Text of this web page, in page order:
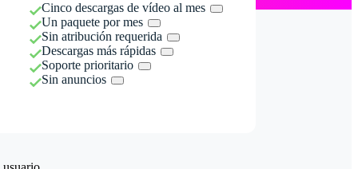
Cinco descargas de vídeo al mes
Un paquete por mes
Sin atribución requerida
Descargas más rápidas
Soporte prioritario
Sin anuncios